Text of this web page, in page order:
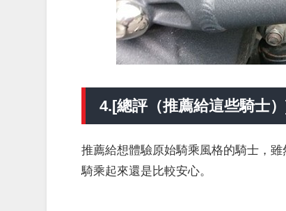
4.[總評（推薦給這些騎士
推薦給想體驗原始騎乘風格的騎士，
騎乘起來還是比較安心。